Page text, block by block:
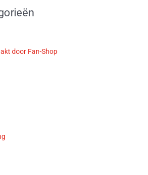
door Fan-Shop